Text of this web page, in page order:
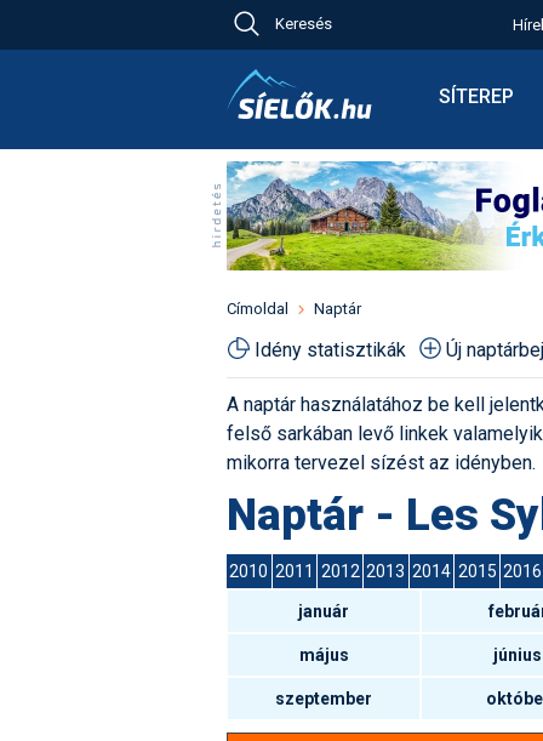
Keresés
SÍTEREP
Síbérletárak
Toplista
Havazás
Fotók
Címoldal Naptár
Idény statisztikák Új
A naptár használatához be kell
felső sarkában levő linkek
mikorra tervezel sízést az idényben.
Naptár - Les
2010 2011 2012 2013 2014 2015 2016
január
május június
szeptember